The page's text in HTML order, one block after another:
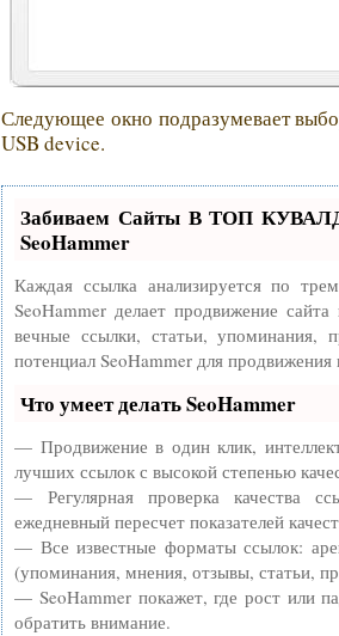
Следующее окно подразумевает
USB device.
Забиваем Сайты В ТОП
SeoHammer
Каждая ссылка анализируется по
SeoHammer делает продвижение
вечные ссылки, статьи, упоминания,
потенциал SeoHammer для продвижения
Что умеет делать SeoHammer
— Продвижение в один клик,
лучших ссылок с высокой степенью
— Регулярная проверка качества
ежедневный пересчет показателей
— Все известные форматы ссылок:
(упоминания, мнения, отзывы, статьи,
— SeoHammer покажет, где рост или
обратить внимание.